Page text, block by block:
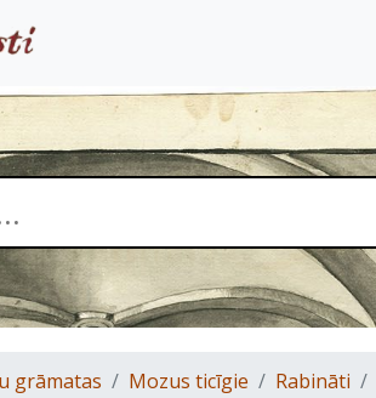
grāmatas Mozus ticīgie Rabināti